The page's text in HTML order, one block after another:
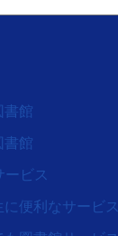
書館
書館
ービス
に便利なサービス